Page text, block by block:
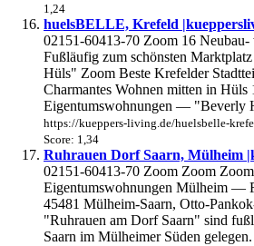
1,24
huelsBELLE, Krefeld
02151-60413-70 Zoom 16
Fußläufig zum schönsten
Hüls" Zoom Beste Krefelder
Charmantes Wohnen mitten in
Eigentumswohnungen —
https://kueppers-living.de/huelsbelle-
Score: 1,34
Ruhrauen Dorf Saarn, Mülheim
02151-60413-70 Zoom Zoom
Eigentumswohnungen Mülheim —
45481 Mülheim-Saarn, Otto-
"Ruhrauen am Dorf Saarn" sind
Saarn im Mülheimer Süden